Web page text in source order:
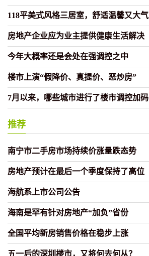
118平美式风格三居室，舒适温馨又大气
房地产企业应为业主提供健康生活解决
今年大概率还是会处在强调控之中
楼市上演“假降价、真提价、恶炒房”
7月以来，哪些城市进行了楼市调控加码
推荐
南宁市二手房市场持续价涨量跌态势
房地产预计在最后一个季度保持了高位
海航系上市公司公告
海南是罕有针对房地产“加负”省份
全国平均新房销售价格在稳步上涨
五一后的深圳楼市，又将何去何从？